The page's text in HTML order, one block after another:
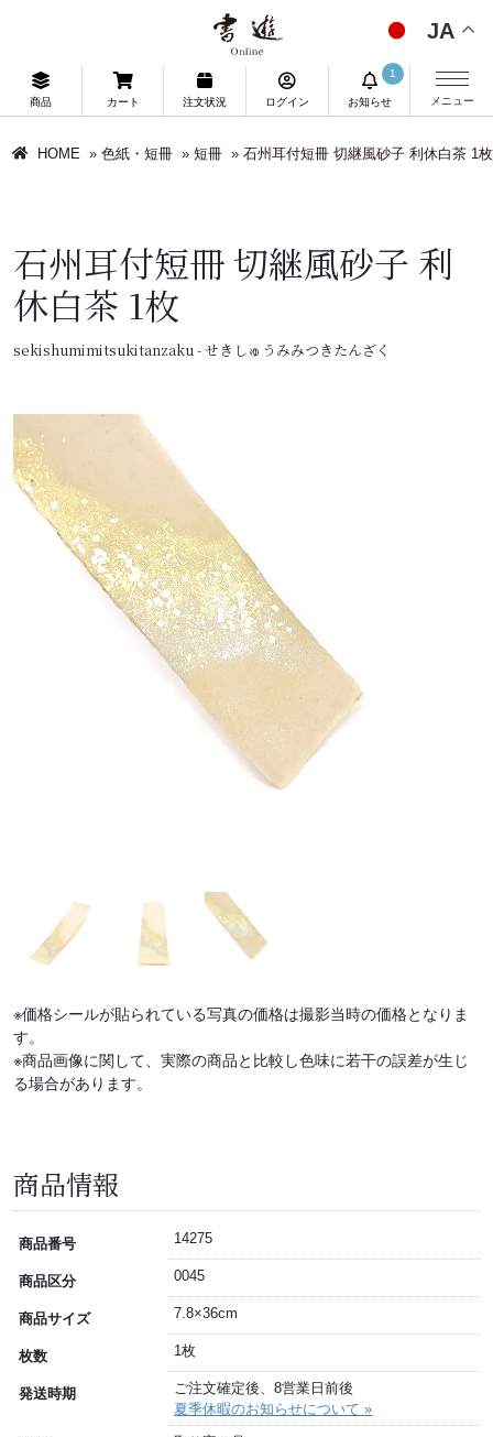
JA
商品 カート 注文状況 ログイン お知らせ
1
メニュー
HOME » 色紙・短冊 » 短冊 » 石州耳付短冊 切継風砂子 利休白茶 1枚
石州耳付短冊 切継風砂子 利
休白茶 1枚
sekishumimitsukitanzaku - せきしゅうみみつきたんざく
※価格シールが貼られている写真の価格は撮影当時の価格となりま
す。
※商品画像に関して、実際の商品と比較し色味に若干の誤差が生じ
る場合があります。
商品情報
商品番号 14275
商品区分 0045
商品サイズ 7.8×36cm
枚数 1枚
発送時期
ご注文確定後、8営業日前後
夏季休暇のお知らせについて »